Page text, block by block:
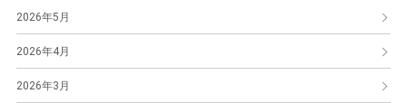
2026年5月
2026年4月
2026年3月